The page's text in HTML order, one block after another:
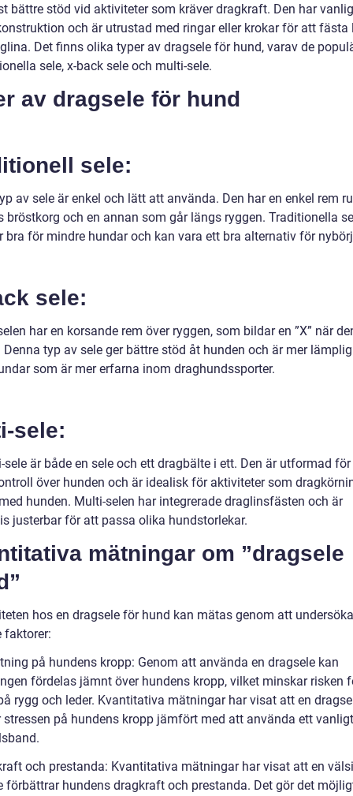
bättre stöd vid aktiviteter som kräver dragkraft. Den har
och är utrustad med ringar eller krokar för att fästa
Det finns olika typer av dragsele för hund, varav de
sele, x-back sele och multi-sele.
av dragsele för hund
sele:
av sele är enkel och lätt att använda. Den har en enkel rem
bröstkorg och en annan som går längs ryggen. Traditionella
bra för mindre hundar och kan vara ett bra alternativ för
sele:
har en korsande rem över ryggen, som bildar en ”X” när
Denna typ av sele ger bättre stöd åt hunden och är mer
som är mer erfarna inom draghundssporter.
sele:
sele är både en sele och ett dragbälte i ett. Den är utformad
över hunden och är idealisk för aktiviteter som
hunden. Multi-selen har integrerade draglinsfästen och är
justerbar för att passa olika hundstorlekar.
mätningar om ”dragsele
hos en dragsele för hund kan mätas genom att undersöka
faktorer:
på hundens kropp: Genom att använda en dragsele kan
fördelas jämnt över hundens kropp, vilket minskar risken
rygg och leder. Kvantitativa mätningar har visat att en
stressen på hundens kropp jämfört med att använda ett vanligt
och prestanda: Kvantitativa mätningar har visat att en
förbättrar hundens dragkraft och prestanda. Det gör det